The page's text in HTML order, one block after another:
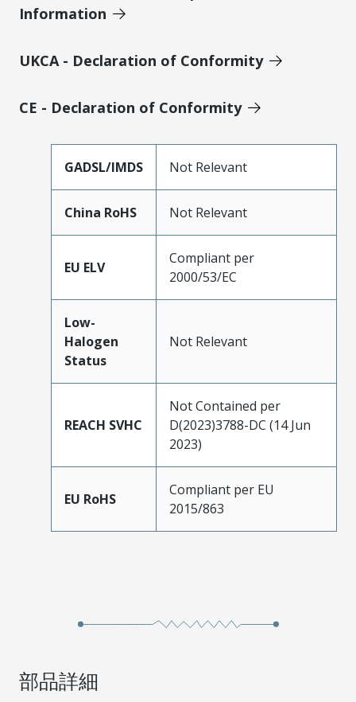
Information
UKCA - Declaration of Conformity
CE - Declaration of Conformity
GADSL/IMDS Not Relevant
China RoHS Not Relevant
EU ELV
Compliant per
2000/53/EC
Low-
Halogen
Status
Not Relevant
REACH SVHC
Not Contained per
D(2023)3788-DC (14 Jun
2023)
EU RoHS
Compliant per EU
2015/863
部品詳細